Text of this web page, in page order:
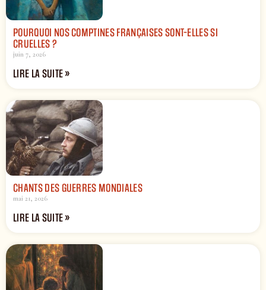
POURQUOI NOS COMPTINES FRANÇAISES SONT-ELLES SI
CRUELLES ?
juin 7, 2026
LIRE LA SUITE »
CHANTS DES GUERRES MONDIALES
mai 21, 2026
LIRE LA SUITE »